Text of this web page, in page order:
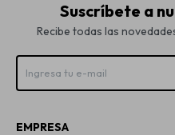
Suscríbete a
Recibe todas las
EMPRESA